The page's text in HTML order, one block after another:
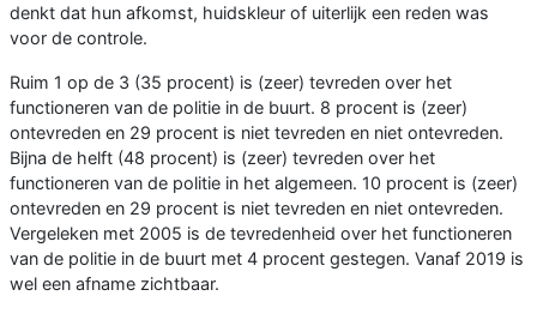
denkt dat hun afkomst, huidskleur of uiterlijk een reden was
voor de controle.
Ruim 1 op de 3 (35 procent) is (zeer) tevreden over het
functioneren van de politie in de buurt. 8 procent is (zeer)
ontevreden en 29 procent is niet tevreden en niet ontevreden.
Bijna de helft (48 procent) is (zeer) tevreden over het
functioneren van de politie in het algemeen. 10 procent is (zeer)
ontevreden en 29 procent is niet tevreden en niet ontevreden.
Vergeleken met 2005 is de tevredenheid over het functioneren
van de politie in de buurt met 4 procent gestegen. Vanaf 2019 is
wel een afname zichtbaar.